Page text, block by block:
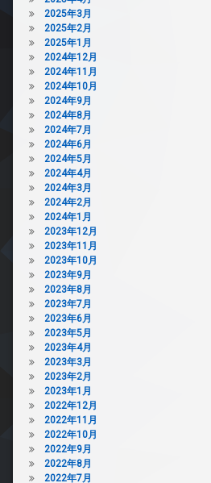
ラ
置
き
場
ペ
ッ
ト
可
宅
配
ボ
ッ
ク
ス
敷
地
内
ゴ
ミ
置
き
場
防
犯
カ
メ
ラ
駐
輪
2025年3月
2025年2月
2025年1月
2024年12月
2024年11月
2024年10月
2024年9月
2024年8月
2024年7月
2024年6月
2024年5月
2024年4月
2024年3月
2024年2月
2024年1月
2023年12月
2023年11月
2023年10月
2023年9月
2023年8月
2023年7月
2023年6月
2023年5月
2023年4月
2023年3月
2023年2月
2023年1月
2022年12月
2022年11月
2022年10月
2022年9月
2022年8月
2022年7月